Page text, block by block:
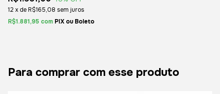
12 x de R$165,08 sem juros
R$1.881,95 com Boleto
Para comprar com esse produto